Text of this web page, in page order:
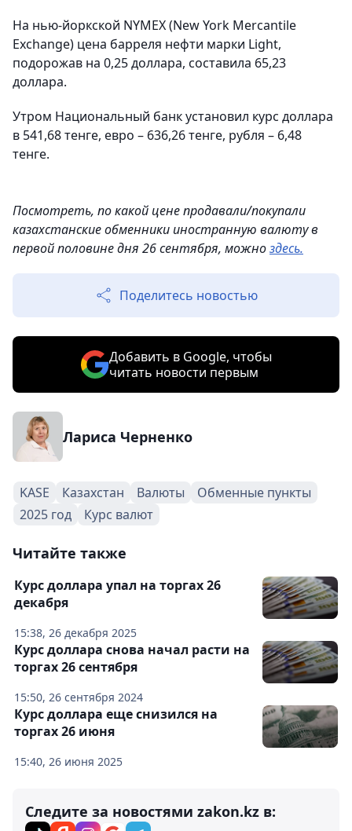
На нью-йоркской NYMEX (New York Mercantile
Exchange) цена барреля нефти марки Light,
подорожав на 0,25 доллара, составила 65,23
доллара.
Утром Национальный банк установил курс доллара
в 541,68 тенге, евро – 636,26 тенге, рубля – 6,48
тенге.
Посмотреть, по какой цене продавали/покупали
казахстанские обменники иностранную валюту в
первой половине дня 26 сентября, можноздесь.
Поделитесь новостью
Добавить в Google, чтобы
читать новости первым
Лариса Черненко
KASE Казахстан Валюты
Обменные пункты
2025 год
Курс валют
Читайте также
15:38, 26 декабря 2025
Курс доллара упал на торгах 26
декабря
15:50, 26 сентября 2024
Курс доллара снова начал расти на
торгах 26 сентября
15:40, 26 июня 2025
Курс доллара еще снизился на
торгах 26 июня
Следите за новостями zakon.kz в: